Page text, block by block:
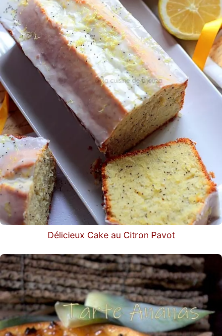
Délicieux Cake au Citron Pavot